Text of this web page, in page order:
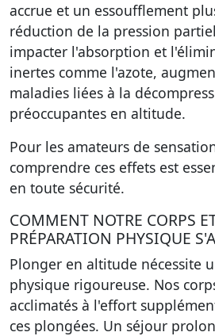
accrue et un essoufflement
réduction de la pression
impacter l'absorption et
inertes comme l'azote,
maladies liées à la
préoccupantes en altitude.
Pour les amateurs de
comprendre ces effets est
en toute sécurité.
COMMENT NOTRE CORPS
PRÉPARATION PHYSIQUE
Plonger en altitude nécessite
physique rigoureuse. Nos
acclimatés à l'effort
ces plongées. Un séjour